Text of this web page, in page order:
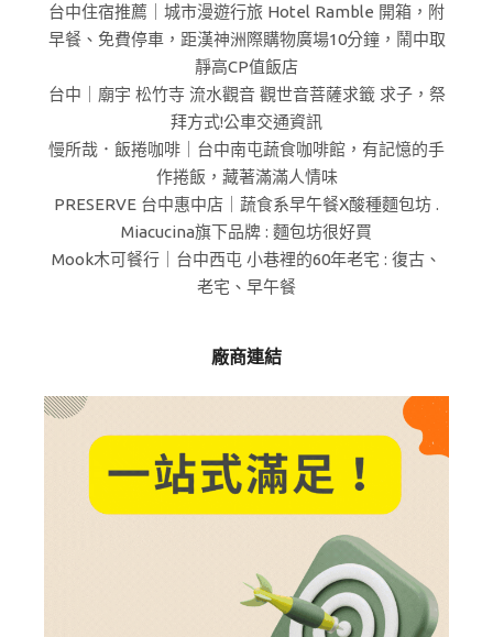
台中住宿推薦｜城市漫遊行旅 Hotel Ramble 開箱，附
早餐、免費停車，距漢神洲際購物廣場10分鐘，鬧中取
靜高CP值飯店
台中｜廟宇 松竹寺 流水觀音 觀世音菩薩求籤 求子，祭
拜方式!公車交通資訊
慢所哉．飯捲咖啡｜台中南屯蔬食咖啡館，有記憶的手
作捲飯，藏著滿滿人情味
PRESERVE 台中惠中店｜蔬食系早午餐X酸種麵包坊 .
Miacucina旗下品牌 : 麵包坊很好買
Mook木可餐行｜台中西屯 小巷裡的60年老宅 : 復古、
老宅、早午餐
廠商連結